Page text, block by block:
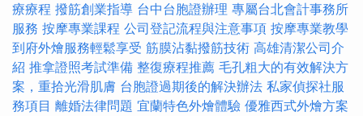
療療程 撥筋創業指導 台中台胞證辦理 專屬台北會計事務所
服務 按摩專業課程 公司登記流程與注意事項 按摩專業教學
到府外燴服務輕鬆享受 筋膜沾黏撥筋技術 高雄清潔公司介
紹 推拿證照考試準備 整復療程推薦 毛孔粗大的有效解決方
案，重拾光滑肌膚 台胞證過期後的解決辦法 私家偵探社服
務項目 離婚法律問題 宜蘭特色外燴體驗 優雅西式外燴方案